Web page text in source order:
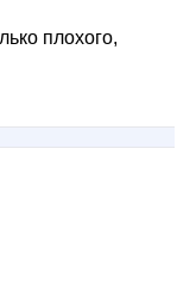
плохого,